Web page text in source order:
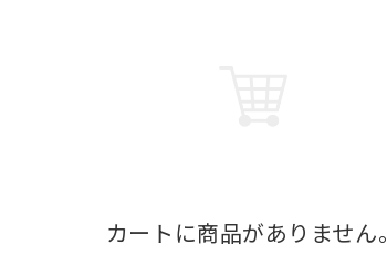
カートに商品がありません。